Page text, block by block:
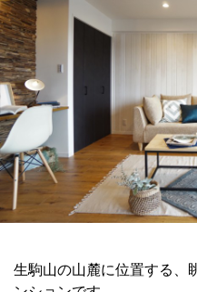
生駒山の山麓に位置する、